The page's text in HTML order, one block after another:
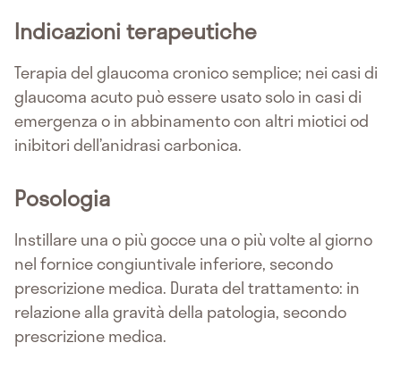
Indicazioni terapeutiche
Terapia del glaucoma cronico semplice; nei casi di
glaucoma acuto può essere usato solo in casi di
emergenza o in abbinamento con altri miotici od
inibitori dell’anidrasi carbonica.
Posologia
Instillare una o più gocce una o più volte al giorno
nel fornice congiuntivale inferiore, secondo
prescrizione medica. Durata del trattamento: in
relazione alla gravità della patologia, secondo
prescrizione medica.